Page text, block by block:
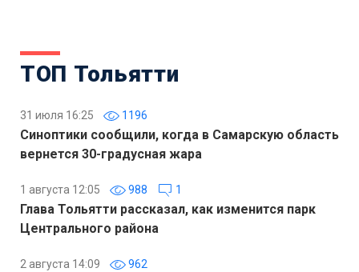
ТОП Тольятти
31 июля 16:25 1196
Синоптики сообщили, когда в Самарскую область
вернется 30-градусная жара
1 августа 12:05 988 1
Глава Тольятти рассказал, как изменится парк
Центрального района
2 августа 14:09 962